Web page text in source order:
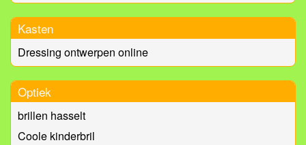
Kasten
Dressing ontwerpen online
Optiek
brillen hasselt
Coole kinderbril